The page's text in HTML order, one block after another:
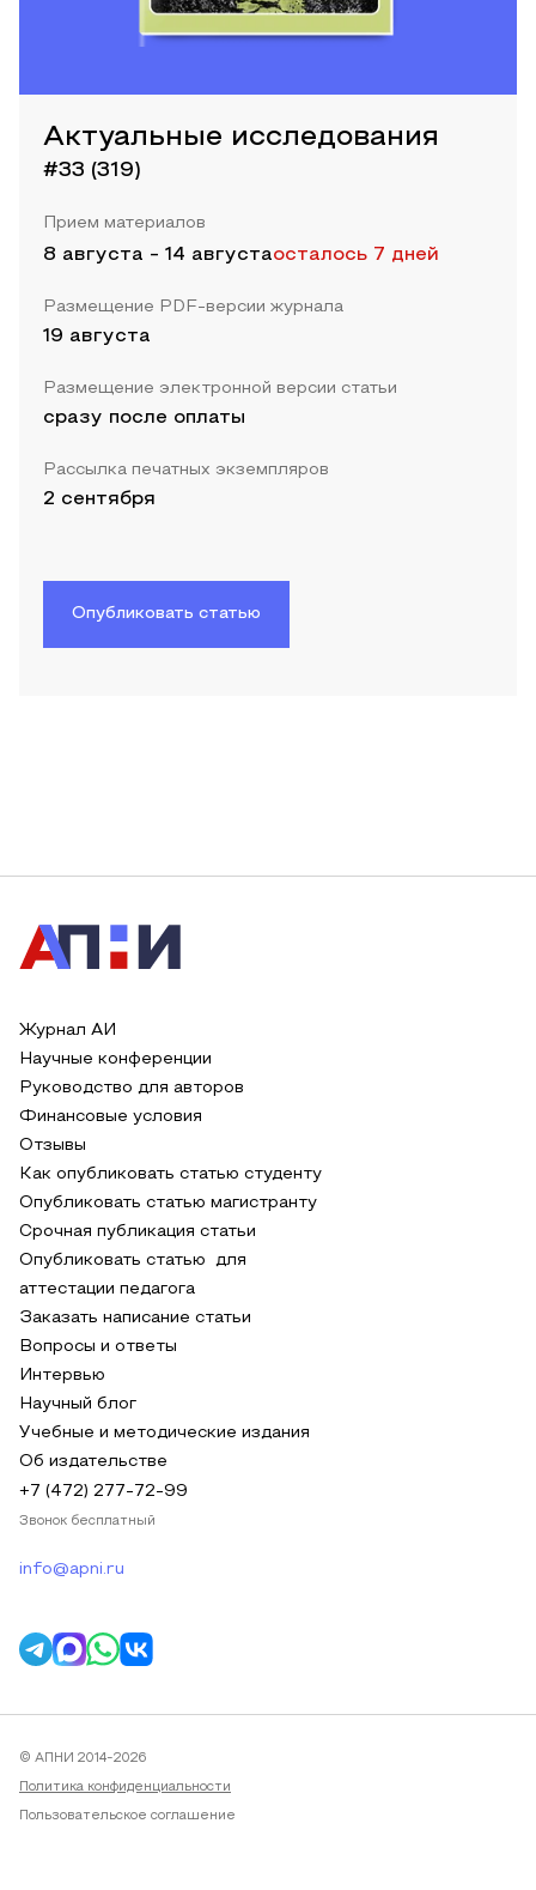
Актуальные исследования
#33 (319)
Прием материалов
8 августа - 14 августаосталось 7 дней
Размещение PDF-версии журнала
19 августа
Размещение электронной версии статьи
сразу после оплаты
Рассылка печатных экземпляров
2 сентября
Опубликовать статью
Журнал АИ
Научные конференции
Руководство для авторов
Финансовые условия
Отзывы
Как опубликовать статью студенту
Опубликовать статью магистранту
Срочная публикация статьи
Опубликовать статью для
аттестации педагога
Заказать написание статьи
Вопросы и ответы
Интервью
Научный блог
Учебные и методические издания
Об издательстве
+7 (472) 277-72-99
Звонок бесплатный
info@apni.ru
© АПНИ 2014-2026
Политика конфиденциальности
Пользовательское соглашение